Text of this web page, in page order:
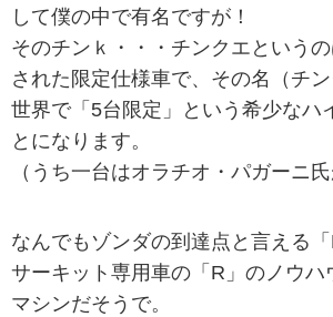
して僕の中で有名ですが！
そのチンｋ・・・チンクエという
された限定仕様車で、その名（チ
世界で「5台限定」という希少なハ
とになります。
（うち一台はオラチオ・パガーニ氏
なんでもゾンダの到達点と言える「
サーキット専用車の「R」のノウハ
マシンだそうで。